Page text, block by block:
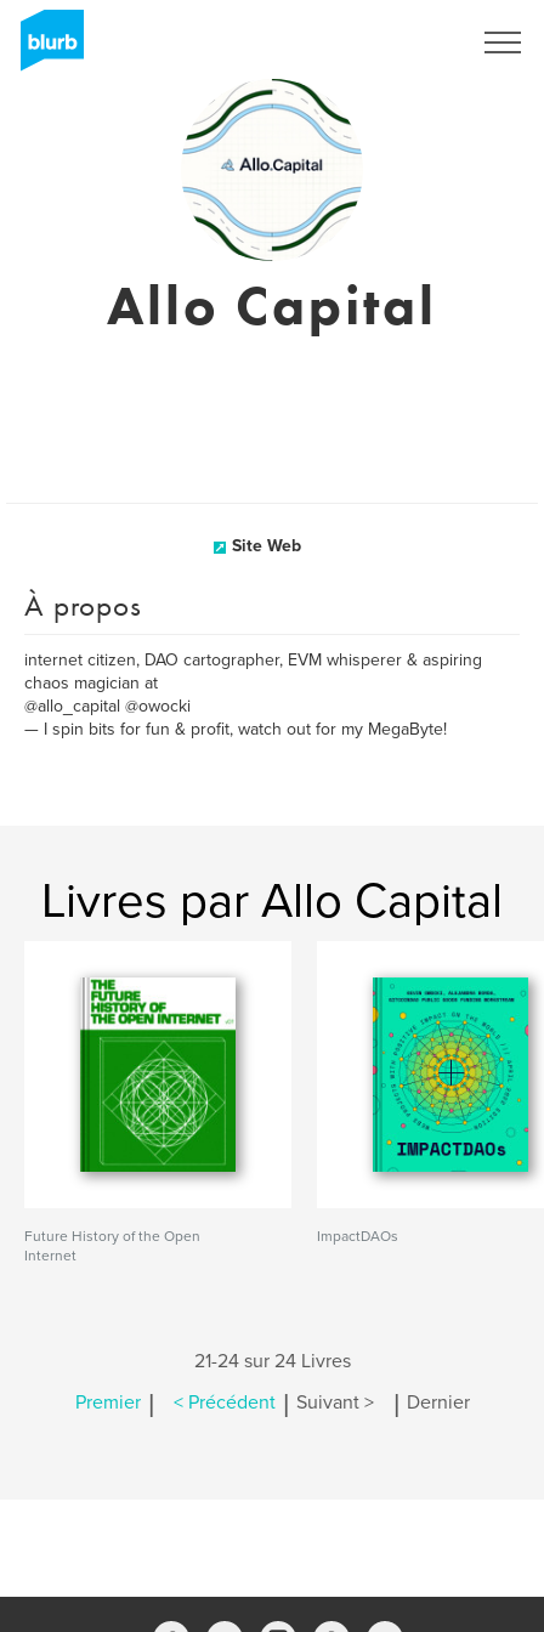
Allo Capital
Site Web
À propos
internet citizen, DAO cartographer, EVM whisperer & aspiring
chaos magician at
@allo_capital @owocki
— I spin bits for fun & profit, watch out for my MegaByte!
Livres par Allo Capital
Future History of the Open
Internet
ImpactDAOs
21-24 sur 24 Livres
Premier | < Précédent | Suivant > | Dernier